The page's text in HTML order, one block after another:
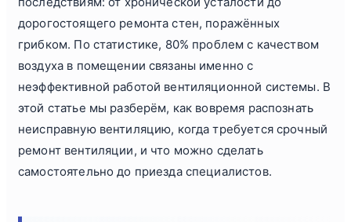
дорогостоящего ремонта стен, поражённых
грибком. По статистике, 80% проблем с качеством
воздуха в помещении связаны именно с
неэффективной работой вентиляционной системы. В
этой статье мы разберём, как вовремя распознать
неисправную вентиляцию, когда требуется срочный
ремонт вентиляции, и что можно сделать
самостоятельно до приезда специалистов.